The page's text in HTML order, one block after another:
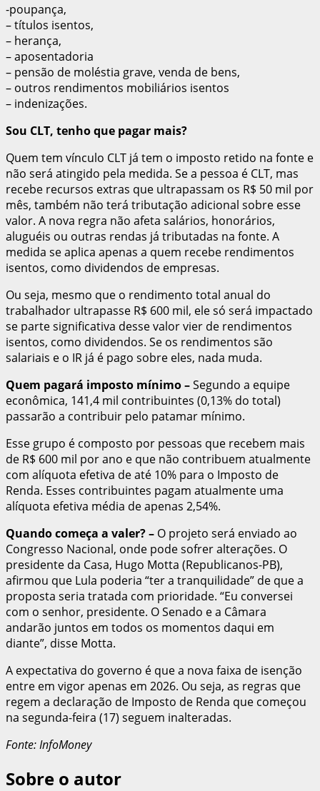
-poupança,
– títulos isentos,
– herança,
– aposentadoria
– pensão de moléstia grave, venda de bens,
– outros rendimentos mobiliários isentos
– indenizações.
Sou CLT, tenho que pagar mais?
Quem tem vínculo CLT já tem o imposto retido na fonte e
não será atingido pela medida. Se a pessoa é CLT, mas
recebe recursos extras que ultrapassam os R$ 50 mil por
mês, também não terá tributação adicional sobre esse
valor. A nova regra não afeta salários, honorários,
aluguéis ou outras rendas já tributadas na fonte. A
medida se aplica apenas a quem recebe rendimentos
isentos, como dividendos de empresas.
Ou seja, mesmo que o rendimento total anual do
trabalhador ultrapasse R$ 600 mil, ele só será impactado
se parte significativa desse valor vier de rendimentos
isentos, como dividendos. Se os rendimentos são
salariais e o IR já é pago sobre eles, nada muda.
Quem pagará imposto mínimo–Segundo a equipe
econômica, 141,4 mil contribuintes (0,13% do total)
passarão a contribuir pelo patamar mínimo.
Esse grupo é composto por pessoas que recebem mais
de R$ 600 mil por ano e que não contribuem atualmente
com alíquota efetiva de até 10% para o Imposto de
Renda. Esses contribuintes pagam atualmente uma
alíquota efetiva média de apenas 2,54%.
Quando começa a valer?– O projeto será enviado ao
Congresso Nacional, onde pode sofrer alterações. O
presidente da Casa, Hugo Motta (Republicanos-PB),
afirmou que Lula poderia “ter a tranquilidade” de que a
proposta seria tratada com prioridade. “Eu conversei
com o senhor, presidente. O Senado e a Câmara
andarão juntos em todos os momentos daqui em
diante”, disse Motta.
A expectativa do governo é que a nova faixa de isenção
entre em vigor apenas em 2026. Ou seja, as regras que
regem a declaração de Imposto de Renda que começou
na segunda-feira (17) seguem inalteradas.
Fonte: InfoMoney
Sobre o autor